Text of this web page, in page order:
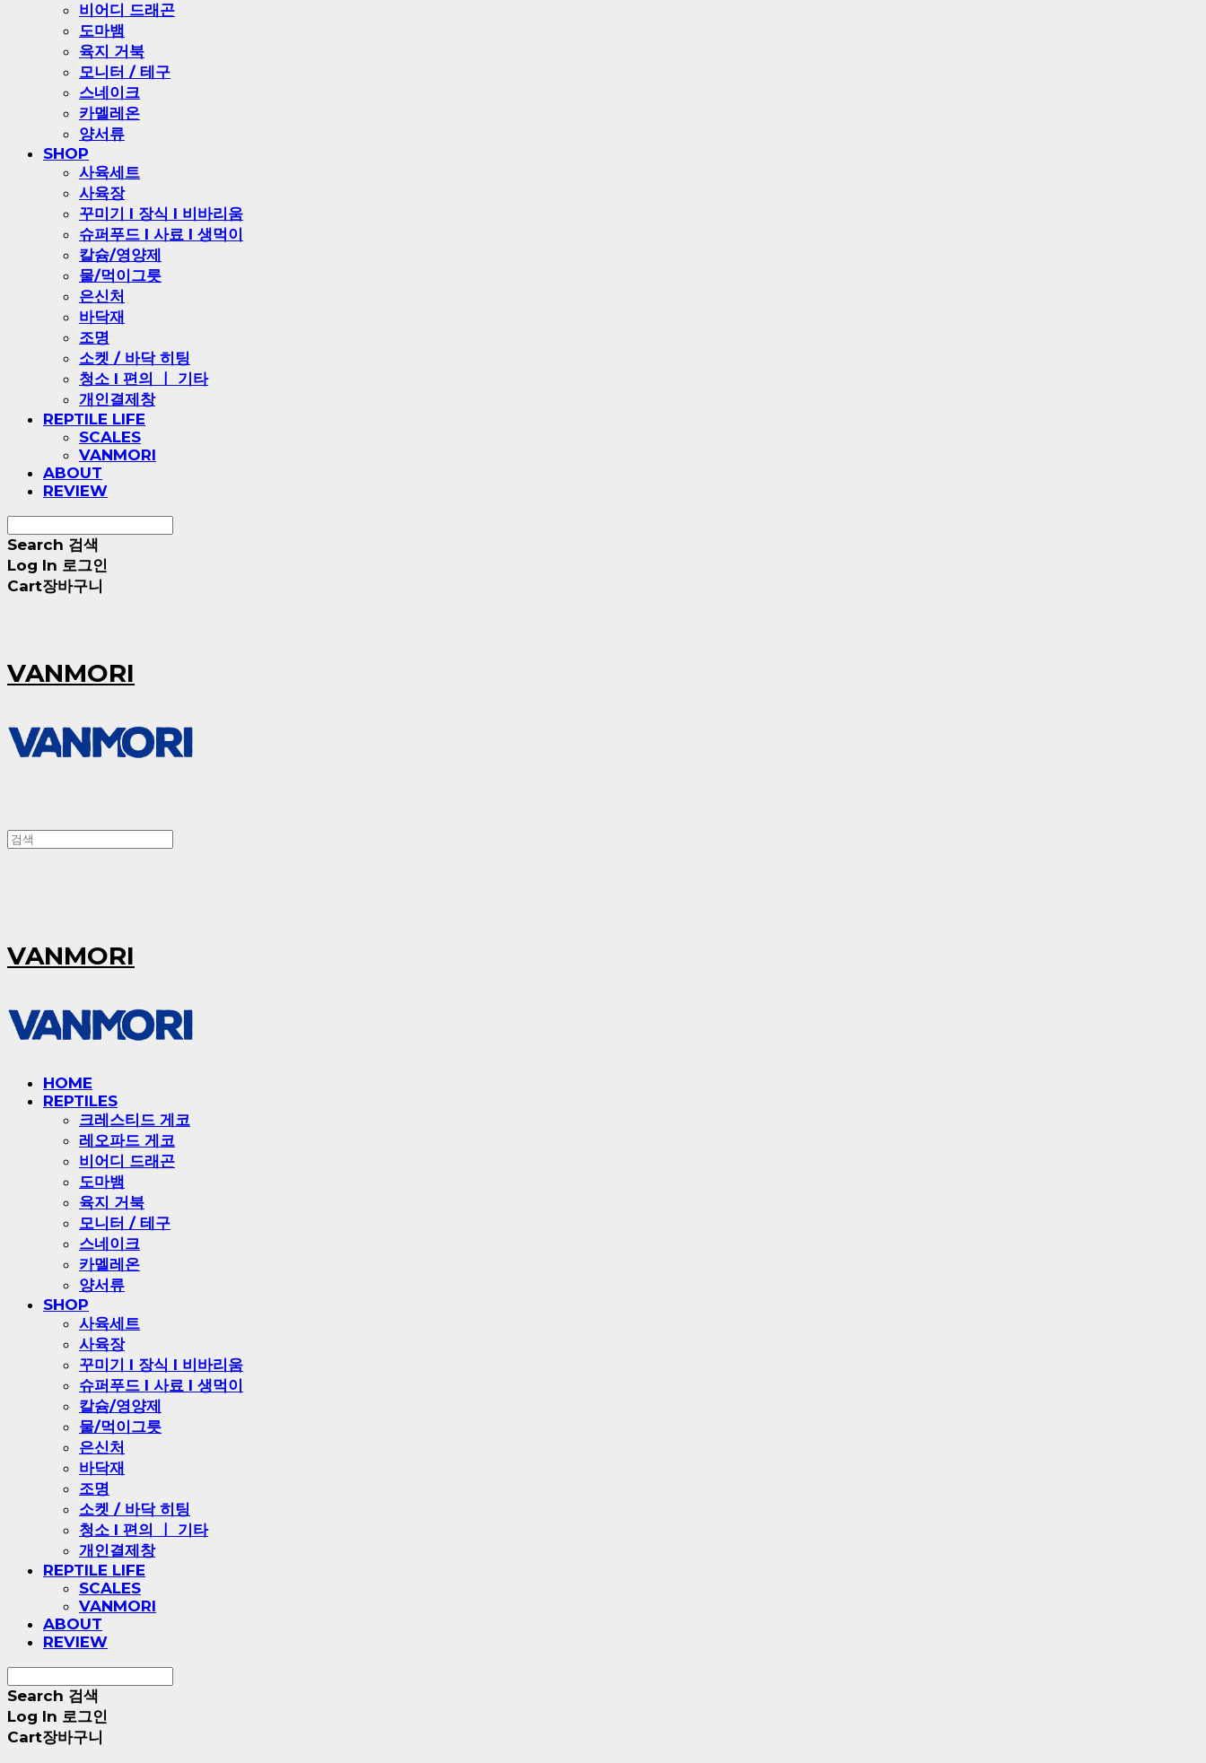
비어디 드래곤
도마뱀
육지 거북
모니터 / 테구
스네이크
카멜레온
양서류
SHOP
사육세트
사육장
꾸미기 l 장식 l 비바리움
슈퍼푸드 l 사료 l 생먹이
칼슘/영양제
물/먹이그릇
은신처
바닥재
조명
소켓 / 바닥 히팅
청소 l 편의 ㅣ 기타
개인결제창
REPTILE LIFE
SCALES
VANMORI
ABOUT
REVIEW
Search 검색
Log In 로그인
Cart장바구니
VANMORI
VANMORI
HOME
REPTILES
크레스티드 게코
레오파드 게코
비어디 드래곤
도마뱀
육지 거북
모니터 / 테구
스네이크
카멜레온
양서류
SHOP
사육세트
사육장
꾸미기 l 장식 l 비바리움
슈퍼푸드 l 사료 l 생먹이
칼슘/영양제
물/먹이그릇
은신처
바닥재
조명
소켓 / 바닥 히팅
청소 l 편의 ㅣ 기타
개인결제창
REPTILE LIFE
SCALES
VANMORI
ABOUT
REVIEW
Search 검색
Log In 로그인
Cart장바구니